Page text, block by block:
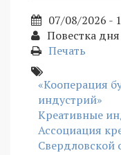
07/08/2026 -
Повестка дня
Печать
«Кооперация
индустрий»
Креативные
Ассоциация
Свердловской